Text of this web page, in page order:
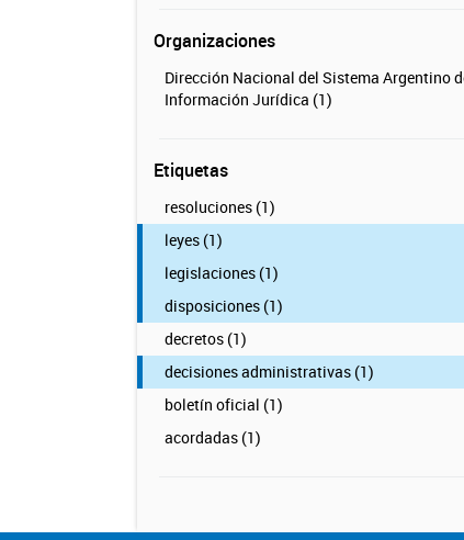
Organizaciones
Dirección Nacional del Sistema Argentino
Información Jurídica (1)
Etiquetas
resoluciones (1)
leyes (1)
legislaciones (1)
disposiciones (1)
decretos (1)
decisiones administrativas (1)
boletín oficial (1)
acordadas (1)